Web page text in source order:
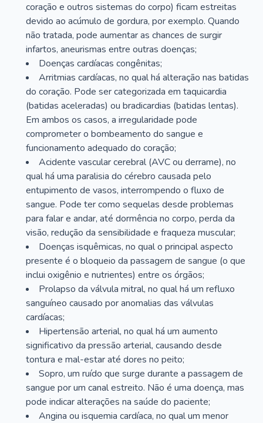
coração e outros sistemas do corpo) ficam estreitas
devido ao acúmulo de gordura, por exemplo. Quando
não tratada, pode aumentar as chances de surgir
infartos, aneurismas entre outras doenças;
Doenças cardíacas congênitas;
Arritmias cardíacas, no qual há alteração nas batidas
do coração. Pode ser categorizada em taquicardia
(batidas aceleradas) ou bradicardias (batidas lentas).
Em ambos os casos, a irregularidade pode
comprometer o bombeamento do sangue e
funcionamento adequado do coração;
Acidente vascular cerebral (AVC ou derrame), no
qual há uma paralisia do cérebro causada pelo
entupimento de vasos, interrompendo o fluxo de
sangue. Pode ter como sequelas desde problemas
para falar e andar, até dormência no corpo, perda da
visão, redução da sensibilidade e fraqueza muscular;
Doenças isquêmicas, no qual o principal aspecto
presente é o bloqueio da passagem de sangue (o que
inclui oxigênio e nutrientes) entre os órgãos;
Prolapso da válvula mitral, no qual há um refluxo
sanguíneo causado por anomalias das válvulas
cardíacas;
Hipertensão arterial, no qual há um aumento
significativo da pressão arterial, causando desde
tontura e mal-estar até dores no peito;
Sopro, um ruído que surge durante a passagem de
sangue por um canal estreito. Não é uma doença, mas
pode indicar alterações na saúde do paciente;
Angina ou isquemia cardíaca, no qual um menor